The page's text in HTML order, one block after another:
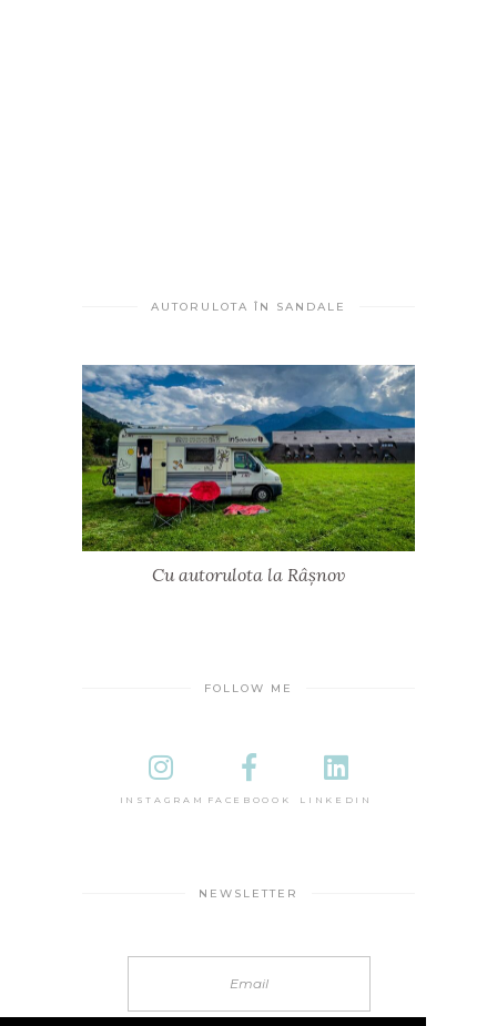
AUTORULOTA ÎN SANDALE
Cu autorulota la Râșnov
FOLLOW ME
INSTAGRAM FACEBOOOK LINKEDIN
NEWSLETTER